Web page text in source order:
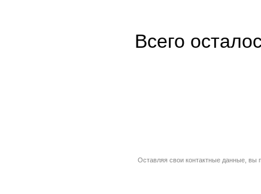
Всего
Оставляя свои контактные данные, вы